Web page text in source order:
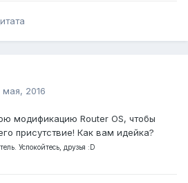
мая, 2016
модификацию Router OS, чтобы
присутствие! Как вам идейка?
Успокойтесь, друзья :D